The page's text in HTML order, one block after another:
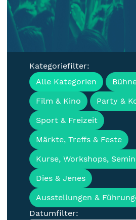
Events für die
Kategoriefilter:
Alle Kategorien
Film & Kino
Party &
Sport & Freizeit
Märkte, Treffs & Feste
Kurse, Workshops,
Dies & Jenes
Ausstellungen &
Datumfilter: